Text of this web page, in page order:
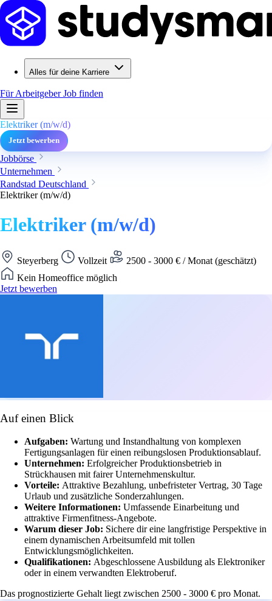
Alles für deine Karriere
Für ArbeitgeberJob finden
Elektriker (m/w/d)
Jetzt bewerben
Jobbörse
Unternehmen
Randstad Deutschland
Elektriker (m/w/d)
Elektriker (m/w/d)
Steyerberg Vollzeit
2500 - 3000 € / Monat (geschätzt)
Kein Homeoffice möglich
Jetzt bewerben
Auf einen Blick
Aufgaben: Wartung und Instandhaltung von komplexen
Fertigungsanlagen für einen reibungslosen Produktionsablauf.
Unternehmen: Erfolgreicher Produktionsbetrieb in
Strückhausen mit fairer Unternehmenskultur.
Vorteile: Attraktive Bezahlung, unbefristeter Vertrag, 30 Tage
Urlaub und zusätzliche Sonderzahlungen.
Weitere Informationen: Umfassende Einarbeitung und
attraktive Firmenfitness-Angebote.
Warum dieser Job: Sichere dir eine langfristige Perspektive in
einem dynamischen Arbeitsumfeld mit tollen
Entwicklungsmöglichkeiten.
Qualifikationen: Abgeschlossene Ausbildung als Elektroniker
oder in einem verwandten Elektroberuf.
Das prognostizierte Gehalt liegt zwischen 2500 - 3000 € pro Monat.